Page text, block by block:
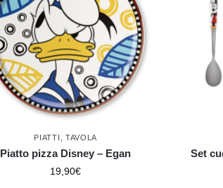
PIATTI TAVOLA
Piatto pizza Disney – Egan
19,90€
Set